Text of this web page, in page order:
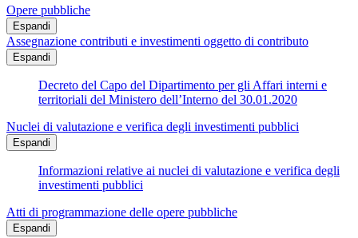
Opere pubbliche
Espandi
Assegnazione contributi e investimenti oggetto di contributo
Espandi
Decreto del Capo del Dipartimento per gli Affari interni e
territoriali del Ministero dell’Interno del 30.01.2020
Nuclei di valutazione e verifica degli investimenti pubblici
Espandi
Informazioni relative ai nuclei di valutazione e verifica degli
investimenti pubblici
Atti di programmazione delle opere pubbliche
Espandi